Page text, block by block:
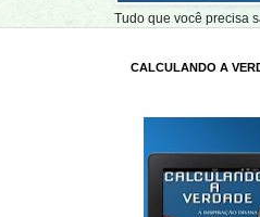
Tudo que você precisa
CALCULANDO A